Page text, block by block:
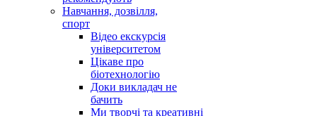
Навчання, дозвілля,
спорт
Відео екскурсія
університетом
Цікаве про
біотехнологію
Доки викладач не
бачить
Ми творчі та креативні